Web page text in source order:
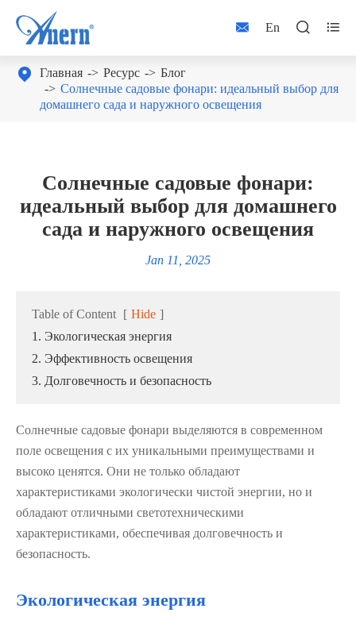
 En  
 Главная Ресурс
Блог
Солнечные садовые фонари: идеальный выбор для
домашнего сада и наружного освещения
Солнечные садовые фонари:
идеальный выбор для домашнего
сада и наружного освещения
Jan 11, 2025
Table of Content [ Hide ]
1. Экологическая энергия
2. Эффективность освещения
3. Долговечность и безопасность
Солнечные садовые фонари выделяются в современном
поле освещения с их уникальными преимуществами и
высоко ценятся. Они не только обладают
характеристиками экологически чистой энергии, но и
обладают отличными светотехническими
характеристиками, обеспечивая долговечность и
безопасность.
Экологическая энергия